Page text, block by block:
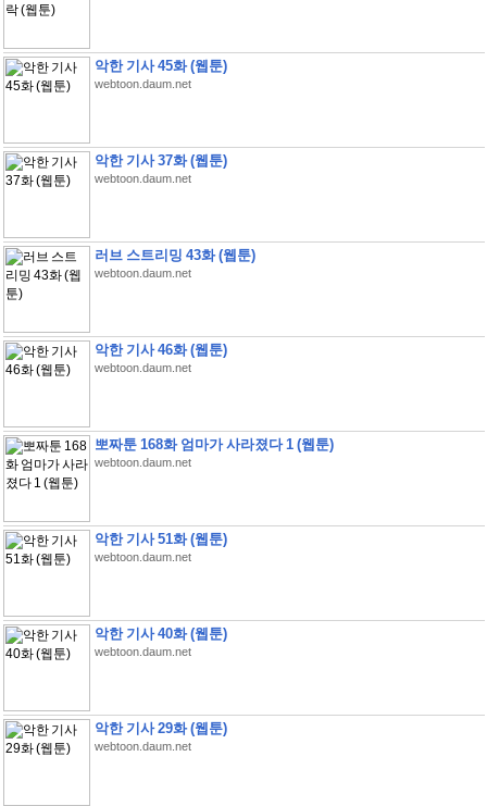
악한 기사 45화 (웹툰)
webtoon.daum.net
악한 기사 37화 (웹툰)
webtoon.daum.net
러브 스트리밍 43화 (웹툰)
webtoon.daum.net
악한 기사 46화 (웹툰)
webtoon.daum.net
뽀짜툰 168화 엄마가 사라졌다 1 (웹툰)
webtoon.daum.net
악한 기사 51화 (웹툰)
webtoon.daum.net
악한 기사 40화 (웹툰)
webtoon.daum.net
악한 기사 29화 (웹툰)
webtoon.daum.net